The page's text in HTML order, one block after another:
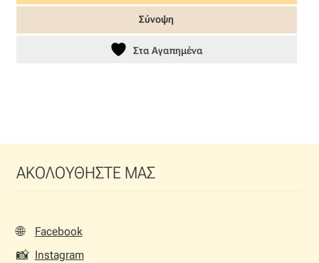
19,50 €. είναι:
Σύνοψη
Στα Αγαπημένα
ΑΚΟΛΟΥΘΗΣΤΕ ΜΑΣ
🌐 Facebook
📸 Instagram